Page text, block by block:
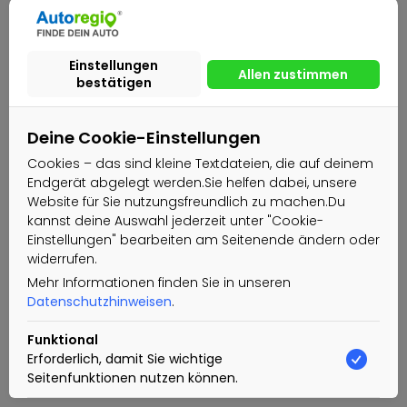
Deine Cookie-Einstellungen
Cookies – das sind kleine Textdateien, die auf deinem
Endgerät abgelegt werden.Sie helfen dabei, unsere
Website für Sie nutzungsfreundlich zu machen.Du
kannst deine Auswahl jederzeit unter "Cookie-
Einstellungen" bearbeiten am Seitenende ändern oder
widerrufen.
Mehr Informationen finden Sie in unseren
Datenschutzhinweisen.
Funktional
Erforderlich, damit Sie wichtige
Seitenfunktionen nutzen können.